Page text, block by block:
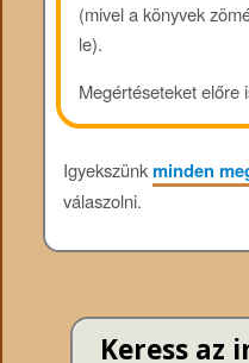
(mivel a könyvek
le).
Megértéseteket előre
Igyekszünkminden
válaszolni.
Keress az